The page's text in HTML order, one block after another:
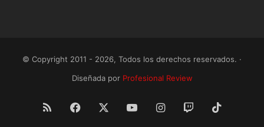
© Copyright 2011 - 2026, Todos los derechos reservados. ·
Diseñada por Profesional Review
RSS Facebook YouTubeInstagram
Twitch